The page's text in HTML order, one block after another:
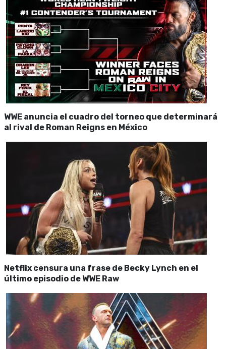
WWE anuncia el cuadro del torneo que determinará
al rival de Roman Reigns en México
Netflix censura una frase de Becky Lynch en el
último episodio de WWE Raw